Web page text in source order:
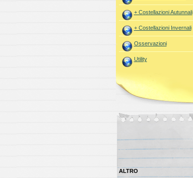
+ Costellazioni Autunnali
+ Costellazioni Invernali
Osservazioni
Utility
ALTRO